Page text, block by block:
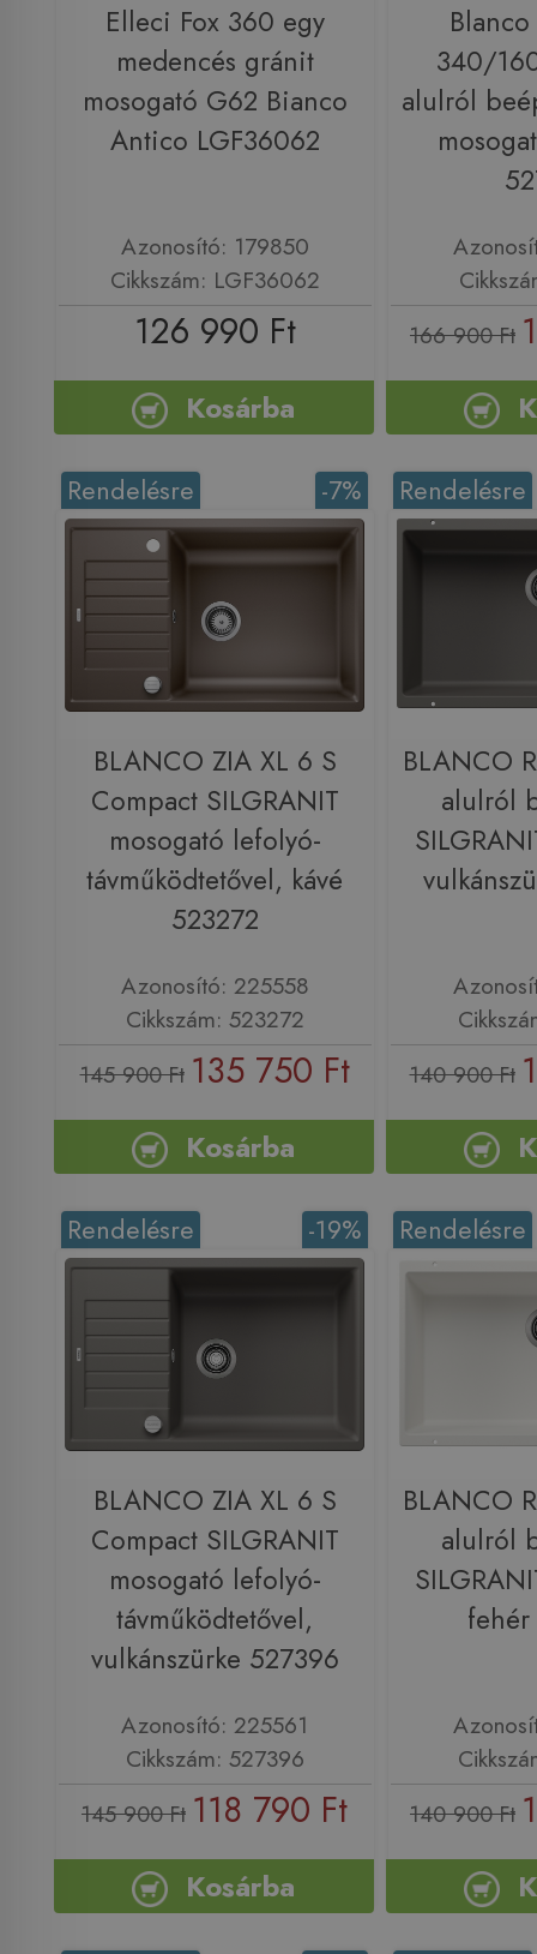
Elleci Fox 360 egy
medencés gránit
mosogató G62 Bianco
Antico LGF36062
Azonosító: 179850
Cikkszám: LGF36062
126 990 Ft
Kosárba
340/
alulról
166 900 Ft
-7%
Rendelésre
BLANCO ZIA XL 6 S
Compact SILGRANIT
mosogató lefolyó-
távműködtetővel, kávé
523272
Azonosító: 225558
Cikkszám: 523272
145 900 Ft 135 750 Ft
Kosárba
Rendelésre
BLANCO
alulról
140 900 Ft
-19%
Rendelésre
BLANCO ZIA XL 6 S
Compact SILGRANIT
mosogató lefolyó-
távműködtetővel,
vulkánszürke 527396
Azonosító: 225561
Cikkszám: 527396
145 900 Ft 118 790 Ft
Kosárba
Rendelésre
BLANCO
alulról
140 900 Ft